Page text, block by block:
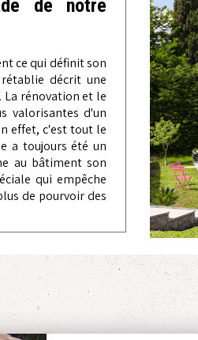
de notre
ce qui définit son
décrit une
La rénovation et le
valorisantes d'un
effet, c'est tout le
a toujours été un
au bâtiment son
qui empêche
de pourvoir des